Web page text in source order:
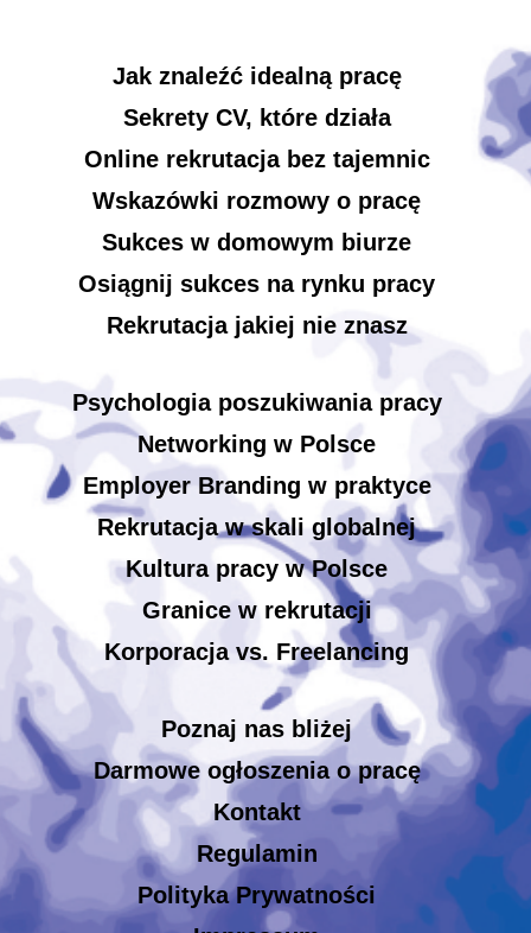
Jak znaleźć idealną pracę
Sekrety CV, które działa
Online rekrutacja bez tajemnic
Wskazówki rozmowy o pracę
Sukces w domowym biurze
Osiągnij sukces na rynku pracy
Rekrutacja jakiej nie znasz
Psychologia poszukiwania pracy
Networking w Polsce
Employer Branding w praktyce
Rekrutacja w skali globalnej
Kultura pracy w Polsce
Granice w rekrutacji
Korporacja vs. Freelancing
Poznaj nas bliżej
Darmowe ogłoszenia o pracę
Kontakt
Regulamin
Polityka Prywatności